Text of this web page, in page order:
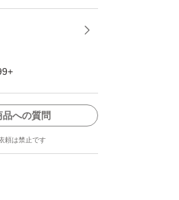
があるものばかり
ューシー #冬たま
い #絶品 #日本一 #
#鮮度 #料理 #お
品への質問
頼は禁止です